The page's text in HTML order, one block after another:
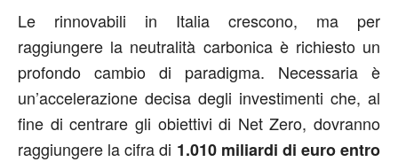
Le rinnovabili in Italia crescono, ma per
raggiungere la neutralità carbonica è richiesto un
profondo cambio di paradigma. Necessaria è
un’accelerazione decisa degli investimenti che, al
fine di centrare gli obiettivi di Net Zero, dovranno
raggiungere la cifra di 1.010 miliardi di euro entro